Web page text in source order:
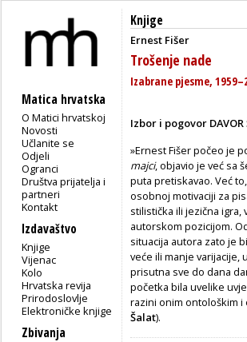
Matica hrvatska
O Matici hrvatskoj
Novosti
Učlanite se
Odjeli
Ogranci
Društva prijatelja i
partneri
Kontakt
Izdavaštvo
Knjige
Vijenac
Kolo
Hrvatska revija
Prirodoslovlje
Elektroničke knjige
Zbivanja
Knjige
Ernest Fišer
Trošenje nade
Izabrane pjesme,
Izbor i pogovor DAVOR
»Ernest Fišer počeo je
majci, objavio je već sa
puta pretiskavao. Već
osobnoj motivaciji za
stilistička ili jezična
autorskom pozicijom.
situacija autora zato je
veće ili manje varijacije,
prisutna sve do dana
početka bila uvelike
razini onim ontološkim
Šalat).